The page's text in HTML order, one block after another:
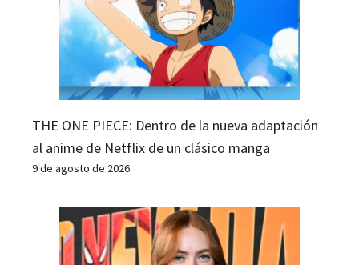
THE ONE PIECE: Dentro de la nueva adaptación
al anime de Netflix de un clásico manga
9 de agosto de 2026